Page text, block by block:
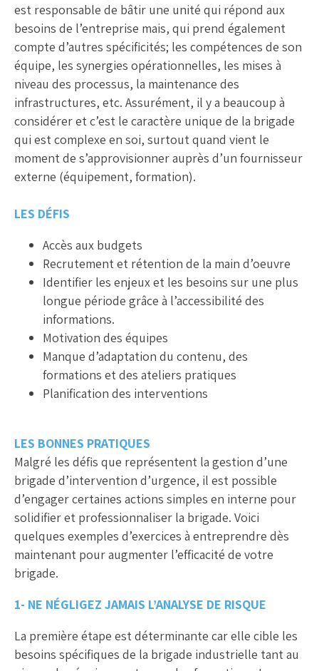
est responsable de bâtir une unité qui répond aux
besoins de l’entreprise mais, qui prend également
compte d’autres spécificités; les compétences de son
équipe, les synergies opérationnelles, les mises à
niveau des processus, la maintenance des
infrastructures, etc. Assurément, il y a beaucoup à
considérer et c’est le caractère unique de la brigade
qui est complexe en soi, surtout quand vient le
moment de s’approvisionner auprès d’un fournisseur
externe (équipement, formation).
LES DÉFIS
Accès aux budgets
Recrutement et rétention de la main d’oeuvre
Identifier les enjeux et les besoins sur une plus
longue période grâce à l’accessibilité des
informations.
Motivation des équipes
Manque d’adaptation du contenu, des
formations et des ateliers pratiques
Planification des interventions
LES BONNES PRATIQUES
Malgré les défis que représentent la gestion d’une
brigade d’intervention d’urgence, il est possible
d’engager certaines actions simples en interne pour
solidifier et professionnaliser la brigade. Voici
quelques exemples d’exercices à entreprendre dès
maintenant pour augmenter l’efficacité de votre
brigade.
1- NE NÉGLIGEZ JAMAIS L’ANALYSE DE RISQUE
La première étape est déterminante car elle cible les
besoins spécifiques de la brigade industrielle tant au